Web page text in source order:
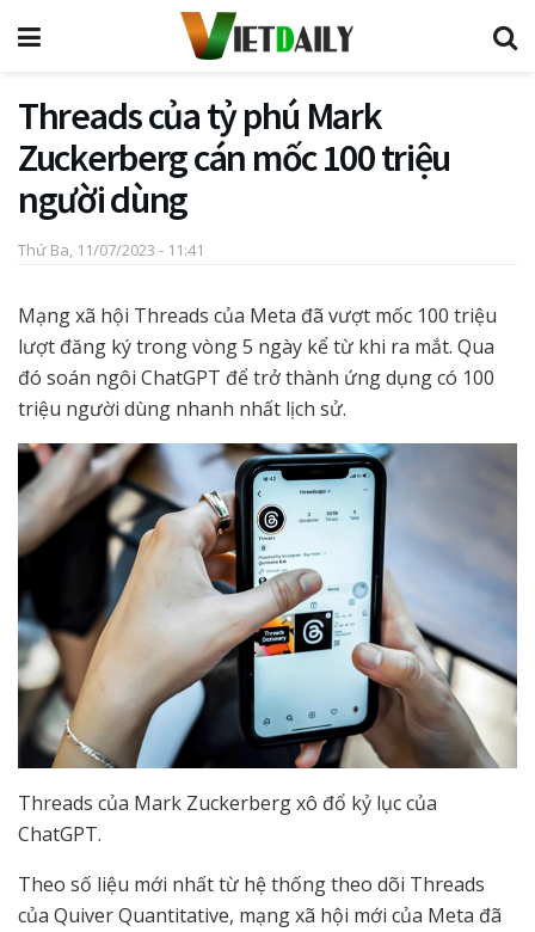
Threads của tỷ phú Mark
Zuckerberg cán mốc 100 triệu
người dùng
Thứ Ba, 11/07/2023 - 11:41
Mạng xã hội Threads của Meta đã vượt mốc 100 triệu
lượt đăng ký trong vòng 5 ngày kể từ khi ra mắt. Qua
đó soán ngôi ChatGPT để trở thành ứng dụng có 100
triệu người dùng nhanh nhất lịch sử.
Threads của Mark Zuckerberg xô đổ kỷ lục của
ChatGPT.
Theo số liệu mới nhất từ hệ thống theo dõi Threads
của Quiver Quantitative, mạng xã hội mới của Meta đã